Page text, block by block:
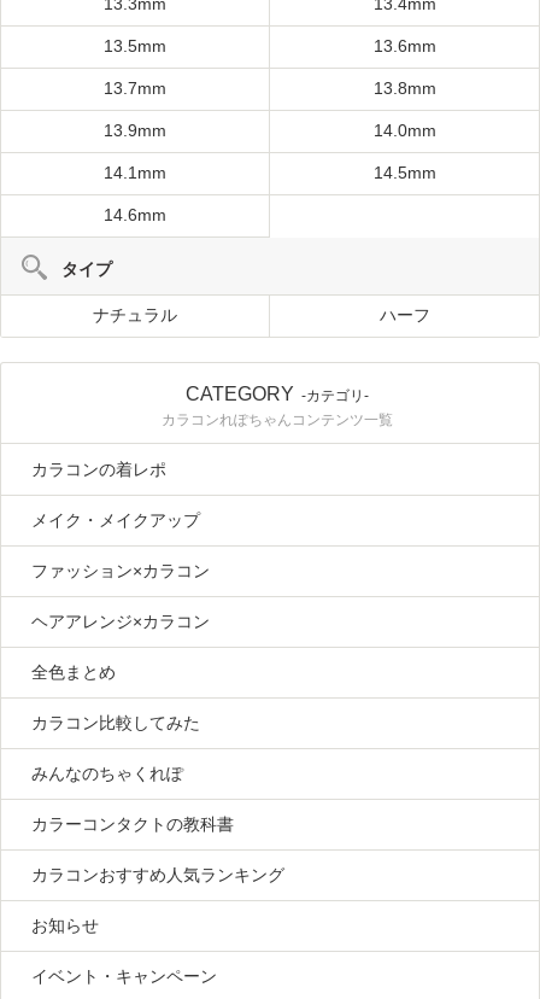
13.3mm 13.4mm
13.5mm 13.6mm
13.7mm 13.8mm
13.9mm 14.0mm
14.1mm 14.5mm
14.6mm
タイプ
ナチュラル ハーフ
CATEGORY -カテゴリ-
カラコンれぽちゃんコンテンツ一覧
カラコンの着レポ
メイク・メイクアップ
ファッション×カラコン
ヘアアレンジ×カラコン
全色まとめ
カラコン比較してみた
みんなのちゃくれぽ
カラーコンタクトの教科書
カラコンおすすめ人気ランキング
お知らせ
イベント・キャンペーン